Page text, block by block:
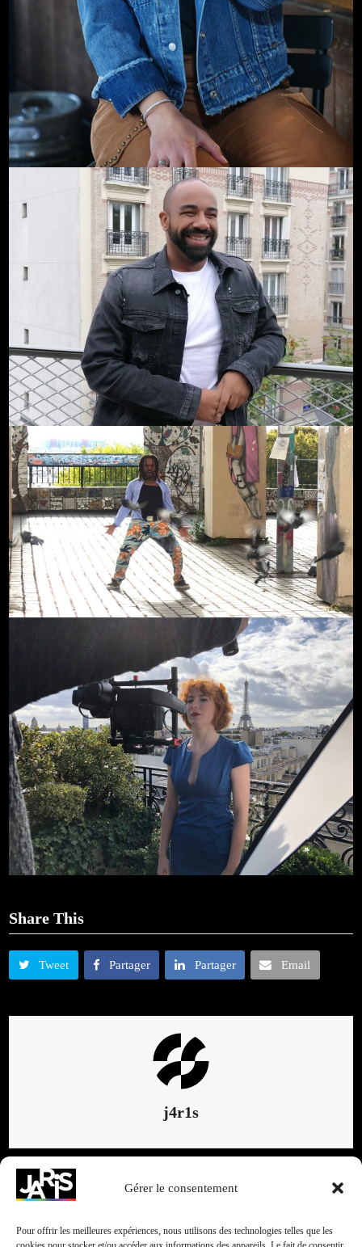
Gérer le consentement
Pour offrir les meilleures expériences, nous utilisons des technologies telles que les
Share This
Tweet Partager Partager Email
j4r1s
Articles connexes